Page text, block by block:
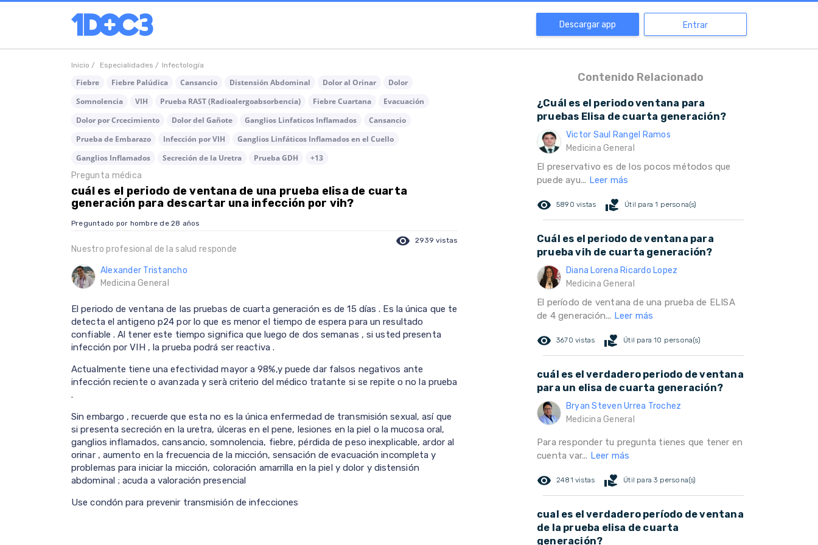
Descargar app Entrar
Inicio / Especialidades / Infectología
Fiebre Fiebre Palúdica Cansancio Distensión Abdominal Dolor al Orinar
Dolor
Somnolencia
VIH Prueba RAST (Radioalergoabsorbencia) Fiebre Cuartana
Evacuación
Dolor por Crcecimiento
Dolor del Gañote Ganglios Linfaticos Inflamados
Cansancio
Prueba de Embarazo
Infección por VIH
Ganglios Linfáticos Inflamados en el Cuello
Ganglios Inflamados
Secreción de la Uretra Prueba GDH
+13
Pregunta médica
cuál es el periodo de ventana de una prueba elisa de cuarta
generación para descartar una infección por vih?
Preguntado por hombre de 28 años
visibility 2939 vistas
Nuestro profesional de la salud responde
Alexander Tristancho
Medicina General
El periodo de ventana de las pruebas de cuarta generación es de 15 días . Es la única que te
detecta el antigeno p24 por lo que es menor el tiempo de espera para un resultado
confiable . Al tener este tiempo significa que luego de dos semanas , si usted presenta
infección por VIH , la prueba podrá ser reactiva .
Actualmente tiene una efectividad mayor a 98%,y puede dar falsos negativos ante
infección reciente o avanzada y serà criterio del médico tratante si se repite o no la prueba
.
Sin embargo , recuerde que esta no es la única enfermedad de transmisión sexual, así que
si presenta secreción en la uretra, úlceras en el pene, lesiones en la piel o la mucosa oral,
ganglios inflamados, cansancio, somnolencia, fiebre, pérdida de peso inexplicable, ardor al
orinar , aumento en la frecuencia de la micción, sensación de evacuación incompleta y
problemas para iniciar la micción, coloración amarrilla en la piel y dolor y distensión
abdominal ; acuda a valoración presencial
Use condón para prevenir transmisión de infecciones
Contenido Relacionado
¿Cuál es el periodo ventana para
pruebas Elisa de cuarta generación?
Victor Saul Rangel Ramos
Medicina General
El preservativo es de los pocos métodos que
puede ayu... Leer más
remove_red_eye 5890 vistas volunteer_activism Útil para 1 persona(s)
Cuál es el periodo de ventana para
prueba vih de cuarta generación?
Diana Lorena Ricardo Lopez
Medicina General
El período de ventana de una prueba de ELISA
de 4 generación... Leer más
remove_red_eye 3670 vistas volunteer_activism Útil para 10 persona(s)
cuál es el verdadero periodo de ventana
para un elisa de cuarta generación?
Bryan Steven Urrea Trochez
Medicina General
Para responder tu pregunta tienes que tener en
cuenta var... Leer más
remove_red_eye 2481 vistas volunteer_activism Útil para 3 persona(s)
cual es el verdadero período de ventana
de la prueba elisa de cuarta
generación?